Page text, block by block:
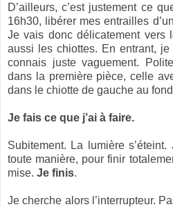
D’ailleurs, c’est justement ce
16h30, libérer mes entrailles
Je vais donc délicatement vers
aussi les chiottes. En entrant,
connais juste vaguement.
dans la première pièce, celle
dans le chiotte de gauche au
Je fais ce que j’ai à faire.
Subitement. La lumière
toute manière, pour finir
mise. Je finis.
Je cherche alors l’interrupteur.